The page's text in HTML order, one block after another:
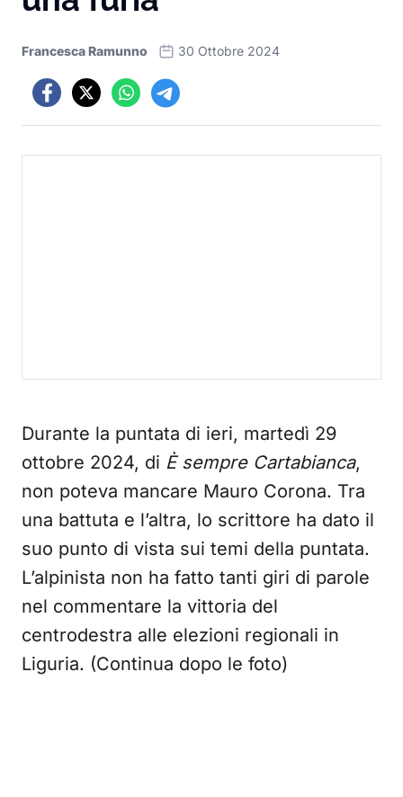
Francesca Ramunno 30 Ottobre 2024
Durante la puntata di ieri, martedì 29
ottobre 2024, di È sempre Cartabianca,
non poteva mancare Mauro Corona. Tra
una battuta e l’altra, lo scrittore ha dato il
suo punto di vista sui temi della puntata.
L’alpinista non ha fatto tanti giri di parole
nel commentare la vittoria del
centrodestra alle elezioni regionali in
Liguria. (Continua dopo le foto)